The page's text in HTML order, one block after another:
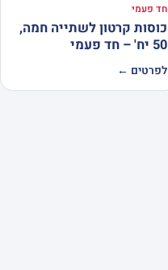
חד פעמי
כוסות קרטון לשתייה חמה,
50 יח' – חד פעמי
לפרטים ←